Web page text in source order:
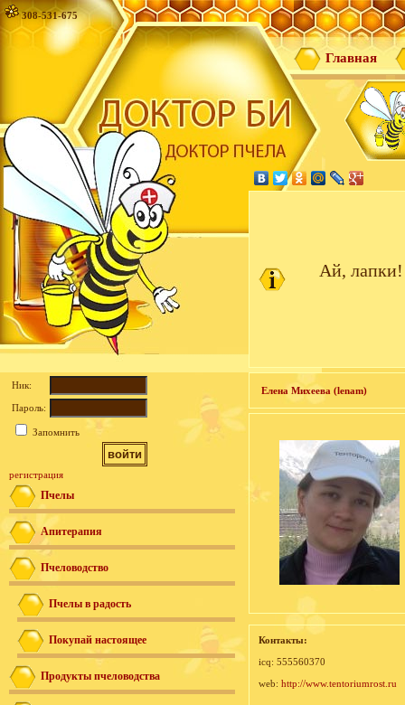
308-531-675
Главная
Ник:
Пароль:
Запомнить
регистрация
Пчелы
Апитерапия
Пчеловодство
Пчелы в радость
Покупай настоящее
Продукты пчеловодства
Ай,
Елена Михеева (lenam)
Контакты:
icq: 555560370
web: http://www.tentoriumrost.ru